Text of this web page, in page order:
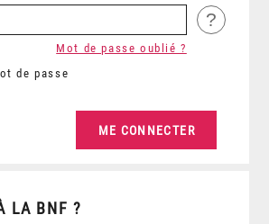
?
de passe
Mot de passe oublié ?
LA BNF ?